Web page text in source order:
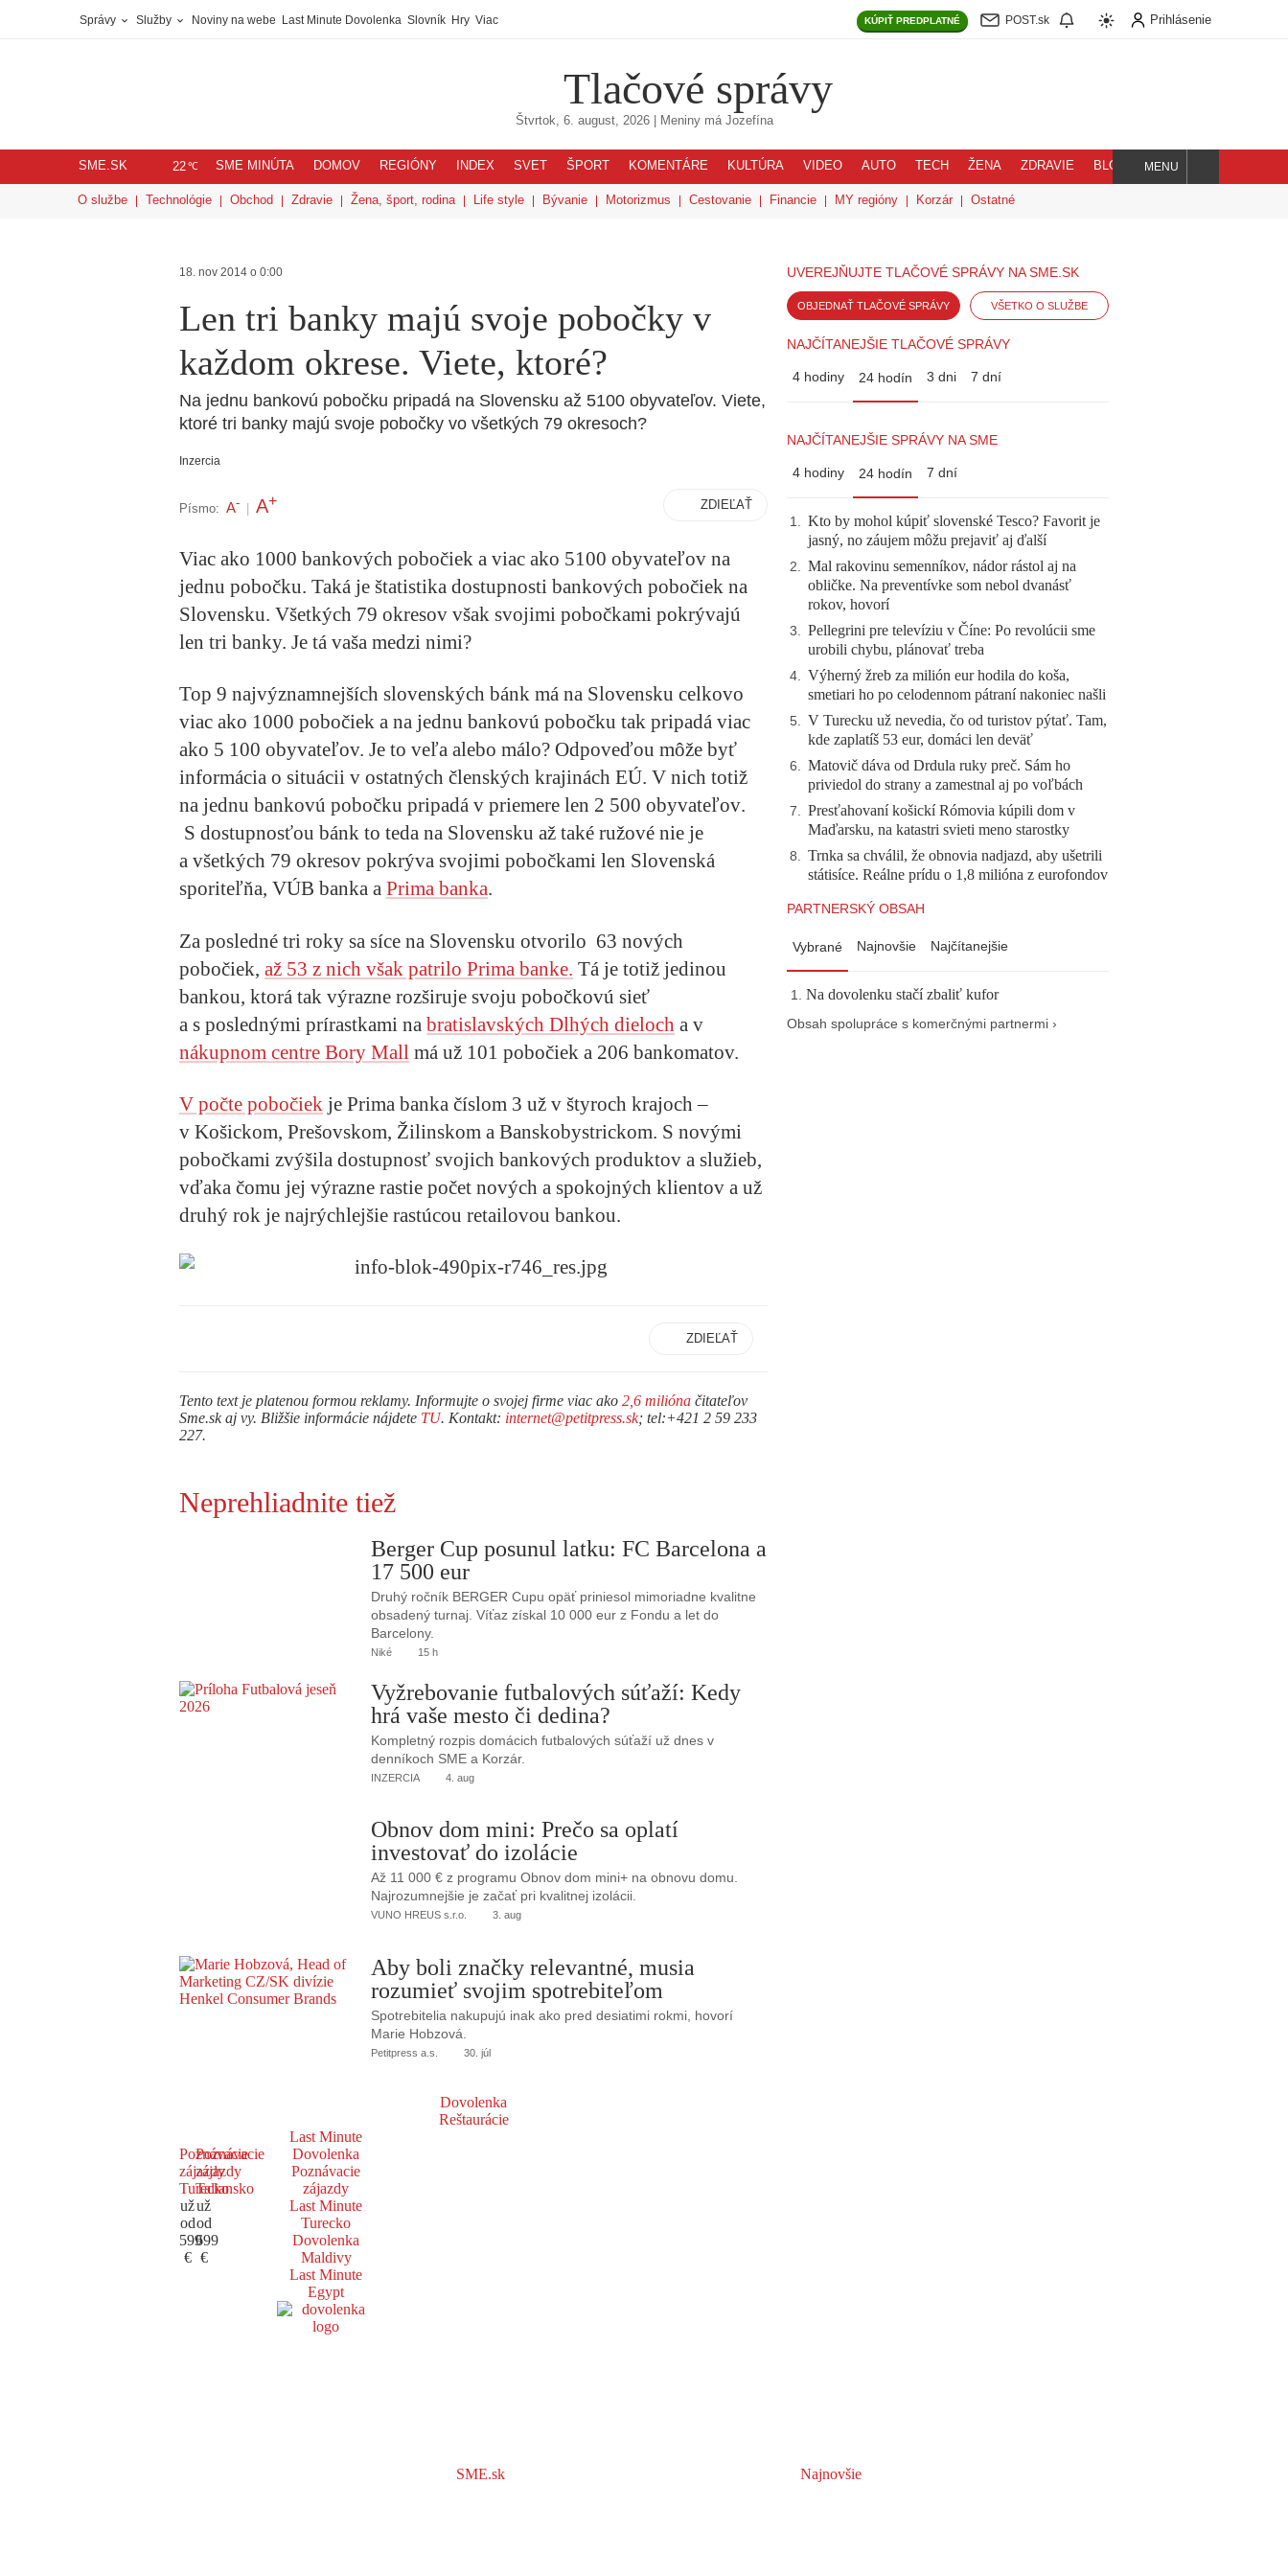
Správy Služby Noviny na webe Last Minute Dovolenka Slovník Hry Viac KÚPIŤ PREDPLATNÉ POST.sk Prihlásenie
Tlačové správy
Štvrtok, 6. august, 2026| Meniny má Jozefína
SME.SK 22℃ SME MINÚTA DOMOV REGIÓNY INDEX SVET ŠPORT KOMENTÁRE KULTÚRA VIDEO AUTO TECH ŽENA ZDRAVIE BLOG
Hľadaj
MENU
O službe Technológie Obchod Zdravie Žena, šport, rodina Life style Bývanie Motorizmus Cestovanie Financie MY regióny Korzár Ostatné
18. nov 2014 o 0:00
Len tri banky majú svoje pobočky v
každom okrese. Viete, ktoré?
Na jednu bankovú pobočku pripadá na Slovensku až 5100 obyvateľov. Viete,
ktoré tri banky majú svoje pobočky vo všetkých 79 okresoch?
Inzercia
Písmo: A- A+ ZDIEĽAŤ
Viac ako 1000 bankových pobočiek a viac ako 5100 obyvateľov na
jednu pobočku. Taká je štatistika dostupnosti bankových pobočiek na
Slovensku. Všetkých 79 okresov však svojimi pobočkami pokrývajú
len tri banky. Je tá vaša medzi nimi?
Top 9 najvýznamnejších slovenských bánk má na Slovensku celkovo
viac ako 1000 pobočiek a na jednu bankovú pobočku tak pripadá viac
ako 5 100 obyvateľov. Je to veľa alebo málo? Odpoveďou môže byť
informácia o situácii v ostatných členských krajinách EÚ. V nich totiž
na jednu bankovú pobočku pripadá v priemere len 2 500 obyvateľov.
S dostupnosťou bánk to teda na Slovensku až také ružové nie je
a všetkých 79 okresov pokrýva svojimi pobočkami len Slovenská
sporiteľňa, VÚB banka a Prima banka.
Za posledné tri roky sa síce na Slovensku otvorilo 63 nových
pobočiek, až 53 z nich však patrilo Prima banke. Tá je totiž jedinou
bankou, ktorá tak výrazne rozširuje svoju pobočkovú sieť
a s poslednými prírastkami na bratislavských Dlhých dieloch a v
nákupnom centre Bory Mall má už 101 pobočiek a 206 bankomatov.
V počte pobočiek je Prima banka číslom 3 už v štyroch krajoch –
v Košickom, Prešovskom, Žilinskom a Banskobystrickom. S novými
pobočkami zvýšila dostupnosť svojich bankových produktov a služieb,
vďaka čomu jej výrazne rastie počet nových a spokojných klientov a už
druhý rok je najrýchlejšie rastúcou retailovou bankou.
ZDIEĽAŤ
Tento text je platenou formou reklamy. Informujte o svojej firme viac ako 2,6 milióna čitateľov
Sme.sk aj vy. Bližšie informácie nájdete TU. Kontakt: internet@petitpress.sk; tel:+421 2 59 233
227.
UVEREJŇUJTE TLAČOVÉ SPRÁVY NA SME.SK
OBJEDNAŤ TLAČOVÉ SPRÁVY VŠETKO O SLUŽBE
NAJČÍTANEJŠIE TLAČOVÉ SPRÁVY
4 hodiny 24 hodín 3 dni 7 dní
NAJČÍTANEJŠIE SPRÁVY NA SME
4 hodiny 24 hodín 7 dní
1. Kto by mohol kúpiť slovenské Tesco? Favorit je
jasný, no záujem môžu prejaviť aj ďalší
2. Mal rakovinu semenníkov, nádor rástol aj na
obličke. Na preventívke som nebol dvanásť
rokov, hovorí
3. Pellegrini pre televíziu v Číne: Po revolúcii sme
urobili chybu, plánovať treba
4. Výherný žreb za milión eur hodila do koša,
smetiari ho po celodennom pátraní nakoniec našli
5. V Turecku už nevedia, čo od turistov pýtať. Tam,
kde zaplatíš 53 eur, domáci len deväť
6. Matovič dáva od Drdula ruky preč. Sám ho
priviedol do strany a zamestnal aj po voľbách
7. Presťahovaní košickí Rómovia kúpili dom v
Maďarsku, na katastri svieti meno starostky
8. Trnka sa chválil, že obnovia nadjazd, aby ušetrili
státisíce. Reálne prídu o 1,8 milióna z eurofondov
PARTNERSKÝ OBSAH
Vybrané Najnovšie Najčítanejšie
Na dovolenku stačí zbaliť kufor
Obsah spolupráce s komerčnými partnermi ›
Neprehliadnite tiež
Berger Cup posunul latku: FC Barcelona a
17 500 eur
Druhý ročník BERGER Cupu opäť priniesol mimoriadne kvalitne
obsadený turnaj. Víťaz získal 10 000 eur z Fondu a let do
Barcelony.
Niké 15 h
Vyžrebovanie futbalových súťaží: Kedy
hrá vaše mesto či dedina?
Kompletný rozpis domácich futbalových súťaží už dnes v
denníkoch SME a Korzár.
INZERCIA 4. aug
Obnov dom mini: Prečo sa oplatí
investovať do izolácie
Až 11 000 € z programu Obnov dom mini+ na obnovu domu.
Najrozumnejšie je začať pri kvalitnej izolácii.
VUNO HREUS s.r.o. 3. aug
Aby boli značky relevantné, musia
rozumieť svojim spotrebiteľom
Spotrebitelia nakupujú inak ako pred desiatimi rokmi, hovorí
Marie Hobzová.
Petitpress a.s. 30. júl
Dovolenka
Reštaurácie
Poznávacie
zájazdy
Turecko
už
od
599
€
Poznávacie
zájazdy
Taliansko
už
od
699
€
Last Minute
Dovolenka
Poznávacie
zájazdy
Last Minute
Turecko
Dovolenka
Maldivy
Last Minute
Egypt
SME.sk Najnovšie